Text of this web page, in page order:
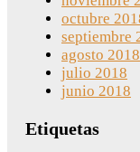
octubre
septiembre
agosto 2018
julio 2018
junio 2018
Etiquetas